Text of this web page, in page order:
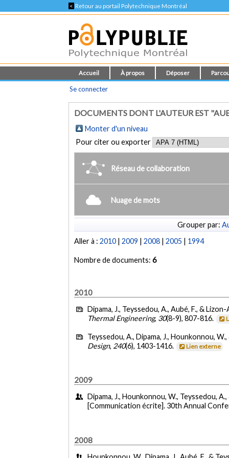
< Retour au portail Polytechnique Montréal
Accueil À propos Déposer
Se connecter
DOCUMENTS DONT L'AUTEUR EST
Monter d'un niveau
Pour citer ou exporter
Réseau de collaboration
Nuage de mots
Grouper par:
Aller à :2010 |2009 |2008 |2005 | 1994
Nombre de documents:6
2010
Dipama, J., Teyssedou, A., Aubé, F., &
Thermal Engineering, 30(8-9), 807-816.
Teyssedou, A., Dipama, J., Hounkonnou,
Design, 240(6), 1403-1416. Lien externe
2009
Dipama, J., Hounkonnou, W., Teyssedou,
[Communication écrite]. 30th Annual
2008